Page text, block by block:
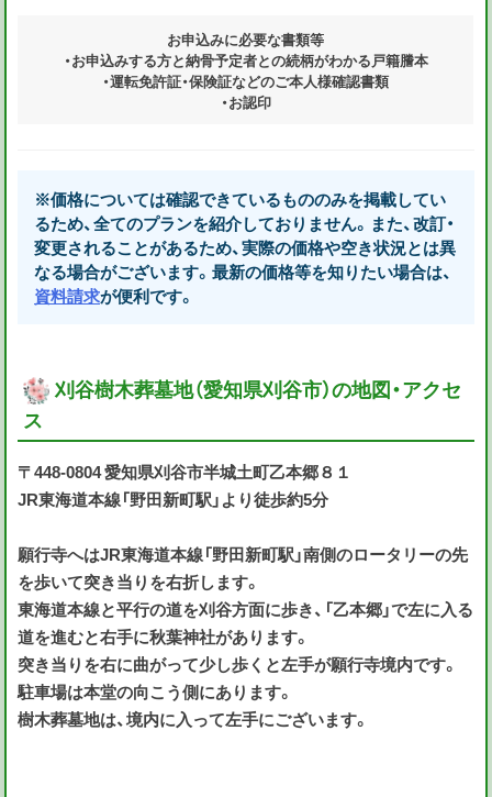
お申込みに必要な書類等
・お申込みする方と納骨予定者との続柄がわかる戸籍謄本
・運転免許証・保険証などのご本人様確認書類
・お認印
※価格については確認できているもののみを掲載してい
るため、全てのプランを紹介しておりません。また、改訂・
変更されることがあるため、実際の価格や空き状況とは異
なる場合がございます。最新の価格等を知りたい場合は、
資料請求が便利です。
刈谷樹木葬墓地（愛知県刈谷市）の地図・アクセ
ス
〒448-0804 愛知県刈谷市半城土町乙本郷８１
JR東海道本線「野田新町駅」より徒歩約5分
願行寺へはJR東海道本線「野田新町駅」南側のロータリーの先
を歩いて突き当りを右折します。
東海道本線と平行の道を刈谷方面に歩き、「乙本郷」で左に入る
道を進むと右手に秋葉神社があります。
突き当りを右に曲がって少し歩くと左手が願行寺境内です。
駐車場は本堂の向こう側にあります。
樹木葬墓地は、境内に入って左手にございます。